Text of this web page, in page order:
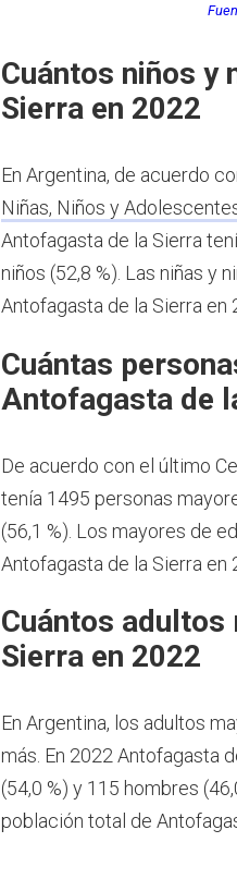
Cuántos niños y
Sierra en 2022
En Argentina, de acuerdo
Niñas, Niños y
Antofagasta de la Sierra
niños (52,8 %). Las niñas y
Antofagasta de la Sierra en
Cuántas
Antofagasta de
De acuerdo con el último
tenía 1495 personas
(56,1 %). Los mayores de
Antofagasta de la Sierra en
Cuántos
Sierra en 2022
En Argentina, los adultos
más. En 2022 Antofagasta
(54,0 %) y 115 hombres
población total de